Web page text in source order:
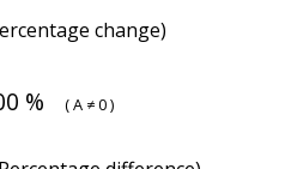
change)
% (A ≠0)